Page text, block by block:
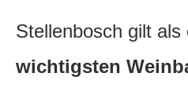
Stellenbosch gilt als
wichtigsten